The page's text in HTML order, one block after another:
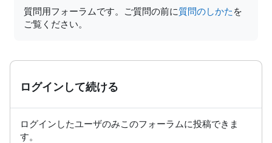
質問用フォーラムです。ご質問の前に質問のしかた を
ご覧ください。
ログインして続ける
ログインしたユーザのみこのフォーラムに投稿できま
す。